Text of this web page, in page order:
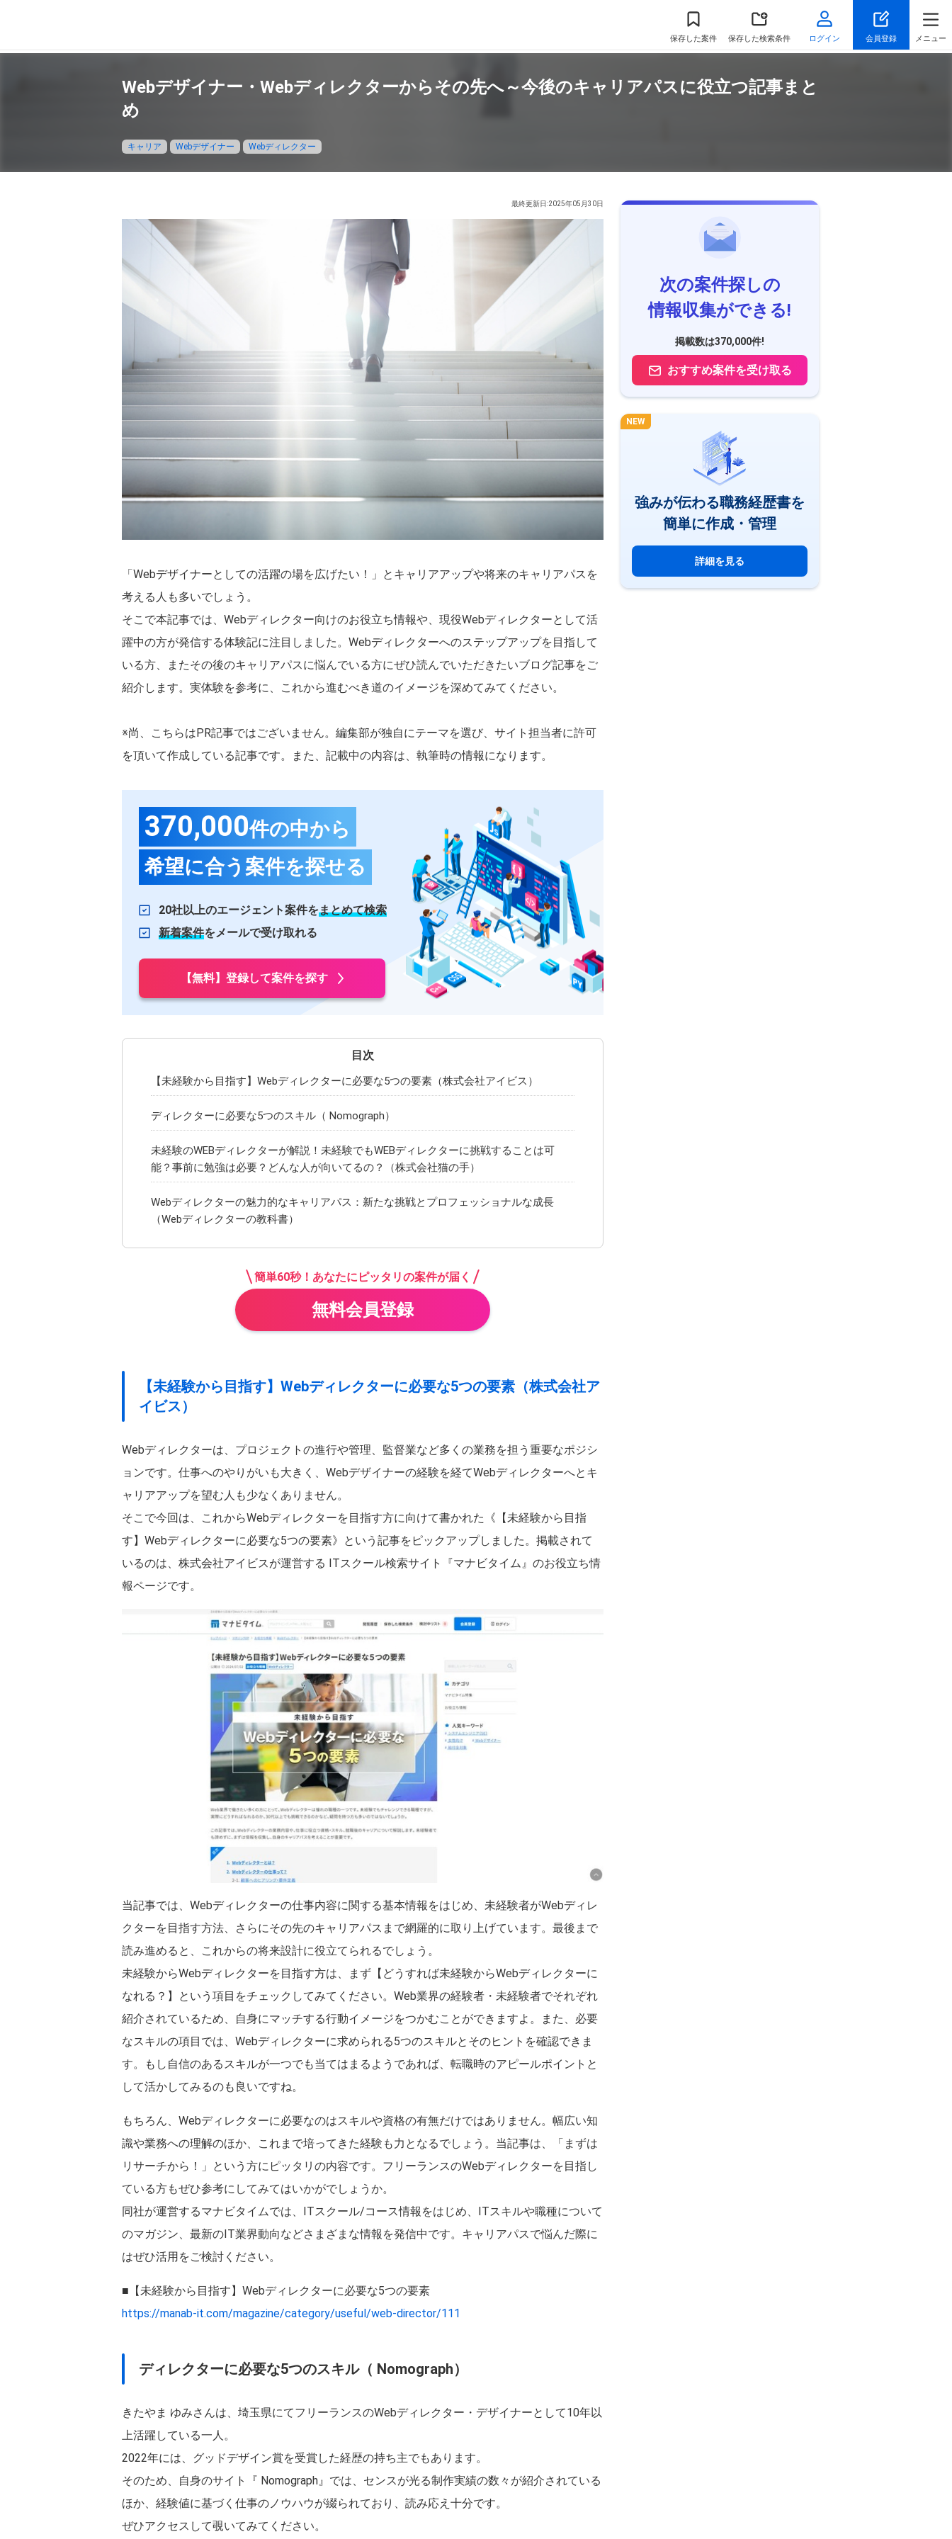
保存した案件 保存した検索条件 ログイン 会員登録 メニュー
Webデザイナー・Webディレクターからその先へ～今後のキャリアパスに役立つ記事まと
め
キャリア Webデザイナー Webディレクター
最終更新日:2025年05月30日
「Webデザイナーとしての活躍の場を広げたい！」とキャリアアップや将来のキャリアパスを
考える人も多いでしょう。
そこで本記事では、Webディレクター向けのお役立ち情報や、現役Webディレクターとして活
躍中の方が発信する体験記に注目しました。Webディレクターへのステップアップを目指して
いる方、またその後のキャリアパスに悩んでいる方にぜひ読んでいただきたいブログ記事をご
紹介します。実体験を参考に、これから進むべき道のイメージを深めてみてください。
※尚、こちらはPR記事ではございません。編集部が独自にテーマを選び、サイト担当者に許可
を頂いて作成している記事です。また、記載中の内容は、執筆時の情報になります。
370,000件の中から
希望に合う案件を探せる
20社以上のエージェント案件をまとめて検索
新着案件をメールで受け取れる
【無料】登録して案件を探す
【未経験から目指す】Webディレクターに必要な5つの要素（株式会社アイビス）
ディレクターに必要な5つのスキル（ Nomograph）
未経験のWEBディレクターが解説！未経験でもWEBディレクターに挑戦することは可
能？事前に勉強は必要？どんな人が向いてるの？（株式会社猫の手）
Webディレクターの魅力的なキャリアパス：新たな挑戦とプロフェッショナルな成長
（Webディレクターの教科書）
簡単60秒！あなたにピッタリの案件が届く
無料会員登録
【未経験から目指す】Webディレクターに必要な5つの要素（株式会社ア
イビス）
Webディレクターは、プロジェクトの進行や管理、監督業など多くの業務を担う重要なポジシ
ョンです。仕事へのやりがいも大きく、Webデザイナーの経験を経てWebディレクターへとキ
ャリアアップを望む人も少なくありません。
そこで今回は、これからWebディレクターを目指す方に向けて書かれた《【未経験から目指
す】Webディレクターに必要な5つの要素》という記事をピックアップしました。掲載されて
いるのは、株式会社アイビスが運営する ITスクール検索サイト『マナビタイム』のお役立ち情
報ページです。
当記事では、Webディレクターの仕事内容に関する基本情報をはじめ、未経験者がWebディレ
クターを目指す方法、さらにその先のキャリアパスまで網羅的に取り上げています。最後まで
読み進めると、これからの将来設計に役立てられるでしょう。
未経験からWebディレクターを目指す方は、まず【どうすれば未経験からWebディレクターに
なれる？】という項目をチェックしてみてください。Web業界の経験者・未経験者でそれぞれ
紹介されているため、自身にマッチする行動イメージをつかむことができますよ。また、必要
なスキルの項目では、Webディレクターに求められる5つのスキルとそのヒントを確認できま
す。もし自信のあるスキルが一つでも当てはまるようであれば、転職時のアピールポイントと
して活かしてみるのも良いですね。
もちろん、Webディレクターに必要なのはスキルや資格の有無だけではありません。幅広い知
識や業務への理解のほか、これまで培ってきた経験も力となるでしょう。当記事は、「まずは
リサーチから！」という方にピッタリの内容です。フリーランスのWebディレクターを目指し
ている方もぜひ参考にしてみてはいかがでしょうか。
同社が運営するマナビタイムでは、ITスクール/コース情報をはじめ、ITスキルや職種について
のマガジン、最新のIT業界動向などさまざまな情報を発信中です。キャリアパスで悩んだ際に
はぜひ活用をご検討ください。
■【未経験から目指す】Webディレクターに必要な5つの要素
https://manab-it.com/magazine/category/useful/web-director/111
ディレクターに必要な5つのスキル（ Nomograph）
きたやま ゆみさんは、埼玉県にてフリーランスのWebディレクター・デザイナーとして10年以
上活躍している一人。
2022年には、グッドデザイン賞を受賞した経歴の持ち主でもあります。
そのため、自身のサイト『 Nomograph』では、センスが光る制作実績の数々が紹介されている
ほか、経験値に基づく仕事のノウハウが綴られており、読み応え十分です。
ぜひアクセスして覗いてみてください。
次の案件探しの
情報収集ができる!
掲載数は370,000件!
おすすめ案件を受け取る
NEW
強みが伝わる職務経歴書を
簡単に作成・管理
詳細を見る
都道府県 を選択
北海道 宮城県 福島県 山形県 秋田県 青森県
甲信越・北陸
石川県 長野県 富山県 山梨県 新潟県
東海
愛知県 静岡県 岐阜県 三重県
関西
兵庫県
山口県
香川県 徳島県 高知県
熊本県 大分県 長崎県